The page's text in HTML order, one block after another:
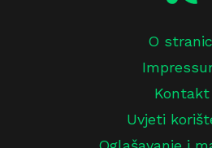
O
Kontakt
Uvjeti